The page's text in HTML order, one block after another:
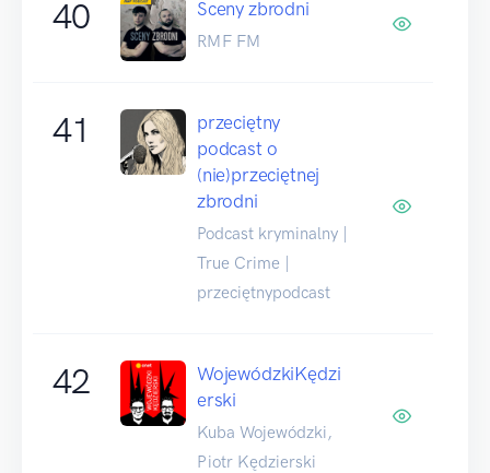
40 Sceny zbrodni
RMF FM
41
przeciętny
podcast o
(nie)przeciętnej
zbrodni
Podcast kryminalny |
True Crime |
przeciętnypodcast
42
WojewódzkiKędzi
erski
Kuba Wojewódzki,
Piotr Kędzierski